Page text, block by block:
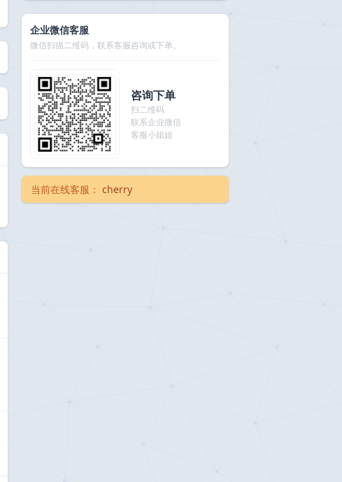
企业微信客服
微信扫描二维码，联系客服咨询或下单。
咨询下单
扫二维码
联系企业微信
客服小姐姐
当前在线客服： cherry